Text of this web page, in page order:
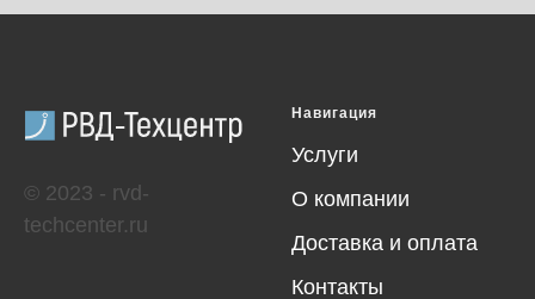
© 2023 - rvd-
techcenter.ru
Навигация
Услуги
О компании
Доставка и оплата
Контакты